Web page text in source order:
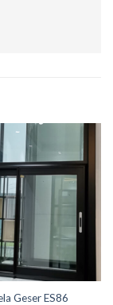
Geser ES86